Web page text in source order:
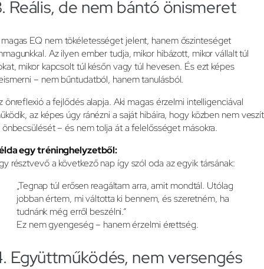
Reális, de nem bántó önismeret
EQ nem tökéletességet jelent, hanem őszinteséget
Az ilyen ember tudja, mikor hibázott, mikor vállalt túl
mikor kapcsolt túl későn vagy túl hevesen. És ezt képes
– nem bűntudatból, hanem tanulásból.
önreflexió a fejlődés alapja. Aki magas érzelmi intelligenciával
az képes úgy ránézni a saját hibáira, hogy közben nem
önbecsülését – és nem tolja át a felelősséget másokra.
egy tréninghelyzetből:
résztvevő a következő nap így szól oda az egyik társának:
„Tegnap túl erősen reagáltam arra, amit mondtál. Utólag
jobban értem, mi váltotta ki bennem, és szeretném, ha
tudnánk még erről beszélni.”
Ez nem gyengeség – hanem érzelmi érettség.
Együttműködés, nem versengés